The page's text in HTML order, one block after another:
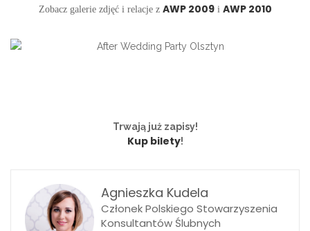
Zobacz galerie zdjęć i relacje z AWP 2009i AWP 2010
Trwają już zapisy!
Kup bilety!
Agnieszka Kudela
Członek Polskiego Stowarzyszenia
Konsultantów Ślubnych